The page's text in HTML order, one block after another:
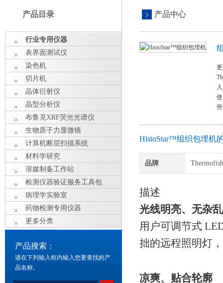
产品目录
行业专用仪器
表界面测试仪
染色机
切片机
晶体衍射仪
晶型分析仪
布鲁克XRF荧光光谱仪
生物原子力显微镜
计算机断层扫描系统
材料学研究
溶媒制备工作站
检测仪器验证服务工具包
病理学实验室
药物检测专用仪器
更多分类
产品搜索：
请在下列输入框内输入您要查找的产
品名称。
产品中心
HistoStar™组织包埋机
品牌
描述
光线明亮、无杂
用户可调节式
拙的远程照明灯
凉爽、贴合轮廓